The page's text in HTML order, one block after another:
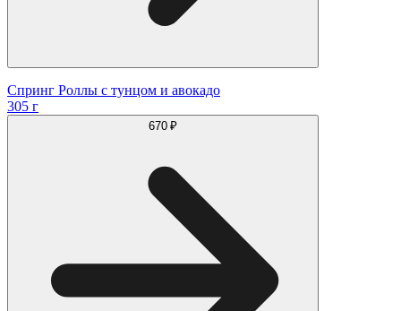
Спринг Роллы с тунцом и авокадо
305 г
670 ₽